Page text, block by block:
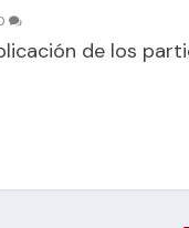
de los